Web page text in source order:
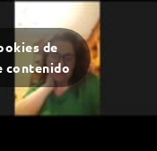
de
contenido